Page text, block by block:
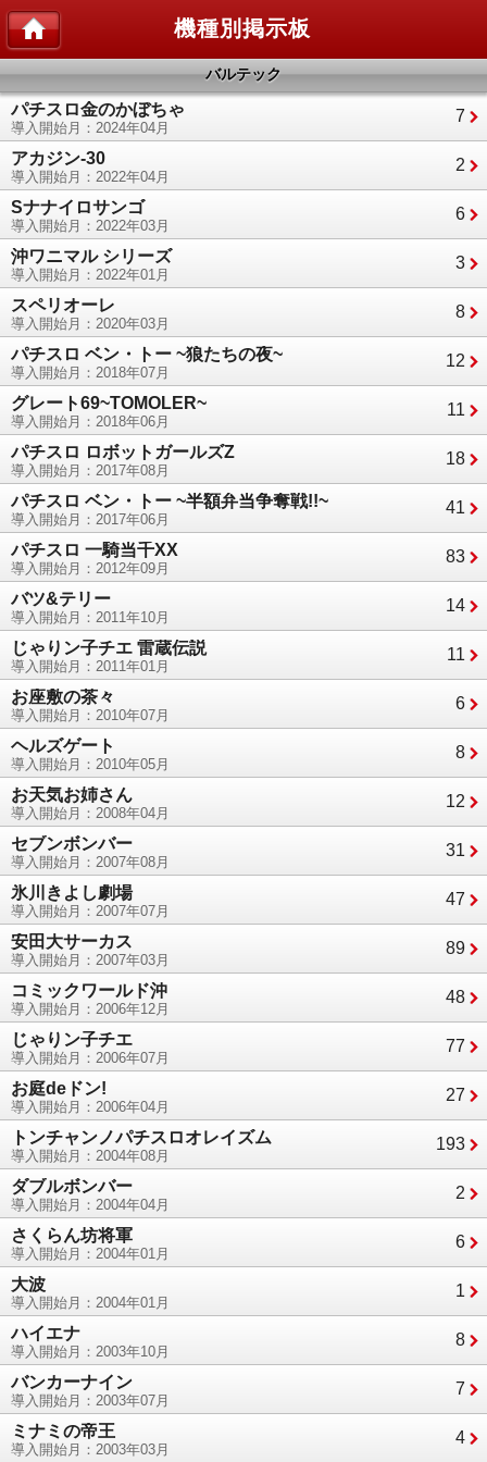
機種別掲示板
バルテック
パチスロ金のかぼちゃ
導入開始月：2024年04月
7
アカジン‐30
導入開始月：2022年04月
2
Sナナイロサンゴ
導入開始月：2022年03月
6
沖ワニマル シリーズ
導入開始月：2022年01月
3
スペリオーレ
導入開始月：2020年03月
8
パチスロ ベン・トー ~狼たちの夜~
導入開始月：2018年07月
12
グレート69~TOMOLER~
導入開始月：2018年06月
11
パチスロ ロボットガールズZ
導入開始月：2017年08月
18
パチスロ ベン・トー ~半額弁当争奪戦!!~
導入開始月：2017年06月
41
パチスロ 一騎当千XX
導入開始月：2012年09月
83
バツ&テリー
導入開始月：2011年10月
14
じゃりン子チエ 雷蔵伝説
導入開始月：2011年01月
11
お座敷の茶々
導入開始月：2010年07月
6
ヘルズゲート
導入開始月：2010年05月
8
お天気お姉さん
導入開始月：2008年04月
12
セブンボンバー
導入開始月：2007年08月
31
氷川きよし劇場
導入開始月：2007年07月
47
安田大サーカス
導入開始月：2007年03月
89
コミックワールド沖
導入開始月：2006年12月
48
じゃりン子チエ
導入開始月：2006年07月
77
お庭deドン!
導入開始月：2006年04月
27
トンチャンノパチスロオレイズム
導入開始月：2004年08月
193
ダブルボンバー
導入開始月：2004年04月
2
さくらん坊将軍
導入開始月：2004年01月
6
大波
導入開始月：2004年01月
1
ハイエナ
導入開始月：2003年10月
8
バンカーナイン
導入開始月：2003年07月
7
ミナミの帝王
導入開始月：2003年03月
4